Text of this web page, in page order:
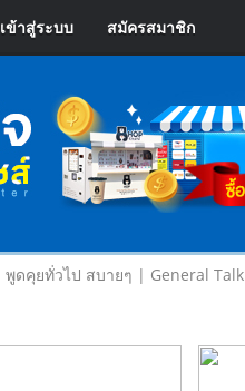
เข้าสู่ระบบ สมัครสมาชิก
พูดคุยทั่วไป สบายๆ | General Talk